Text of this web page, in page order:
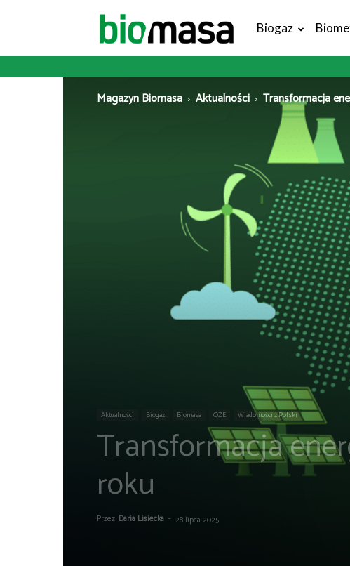
Magazyn
Biogaz
Magazyn Biomasa Aktualności Transformacja
Aktualności Biogaz Biomasa OZE Wiadomości z Polski
Transformacja
roku
Przez Daria Lisiecka - 28 lipca 2025